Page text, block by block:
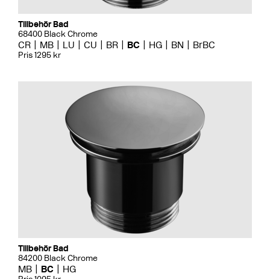
Tillbehör Bad
68400 Black Chrome
CR MB LU CU BR BC HG BN BrBC
Pris 1295 kr
Tillbehör Bad
84200 Black Chrome
MB BC HG